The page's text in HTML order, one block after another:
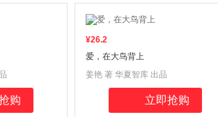
购
¥26.2
爱，在大鸟背上
姜艳 著 华夏智库 出品
立即抢购